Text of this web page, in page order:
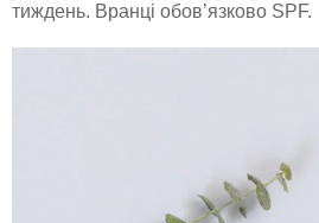
тиждень. Вранці обов’язково SPF.